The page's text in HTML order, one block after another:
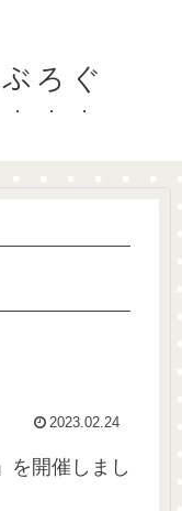
ろぐ
2023.02.24
を開催しまし